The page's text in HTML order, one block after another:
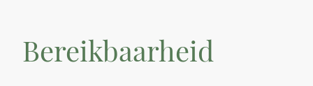
Bereikbaarheid